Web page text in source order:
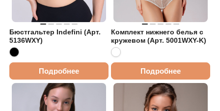
Бюстгальтер Indefini (Арт.
5136WXY)
Подробнее
Комплект нижнего белья с
кружевом (Арт. 5001WXY-K)
Подробнее